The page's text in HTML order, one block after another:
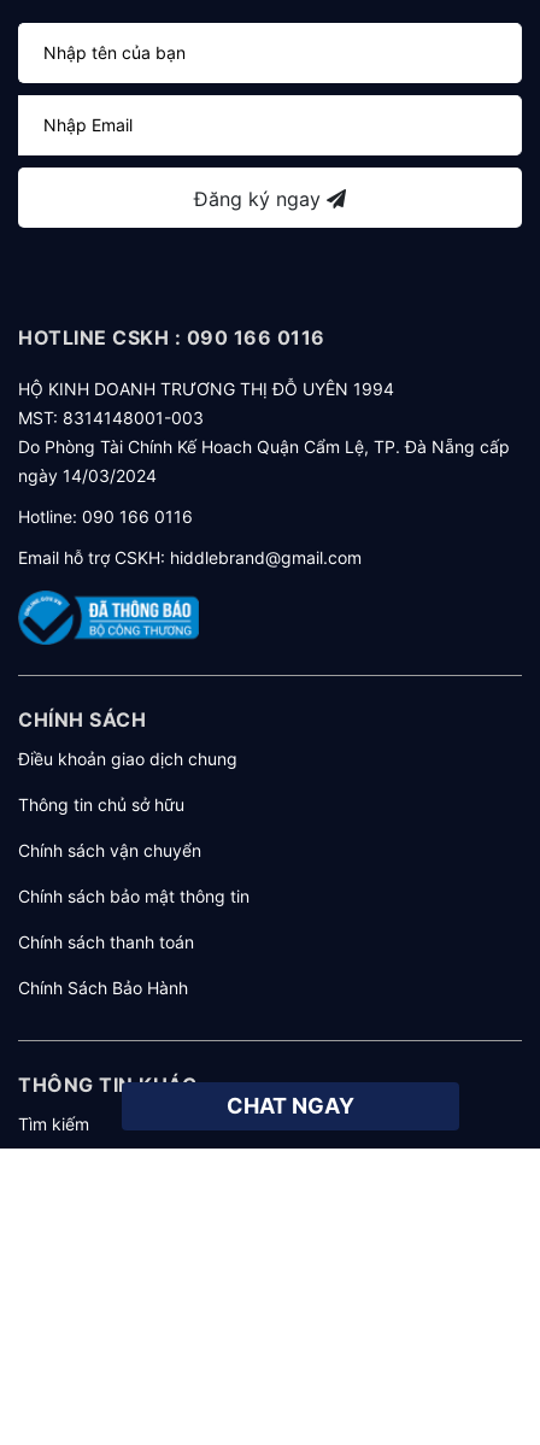
CHAT NGAY
Đăng ký ngay
HOTLINE CSKH : 090 166 0116
HỘ KINH DOANH TRƯƠNG THỊ ĐỖ UYÊN 1994
MST: 8314148001-003
Do Phòng Tài Chính Kế Hoach Quận Cẩm Lệ, TP. Đà Nẵng cấp
ngày 14/03/2024
Hotline: 090 166 0116
Email hỗ trợ CSKH: hiddlebrand@gmail.com
CHÍNH SÁCH
Điều khoản giao dịch chung
Thông tin chủ sở hữu
Chính sách vận chuyển
Chính sách bảo mật thông tin
Chính sách thanh toán
Chính Sách Bảo Hành
THÔNG TIN KHÁC
Tìm kiếm